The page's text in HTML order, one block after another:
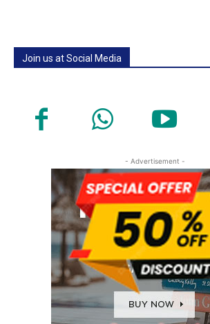
Join us at Social Media
- Advertisement -